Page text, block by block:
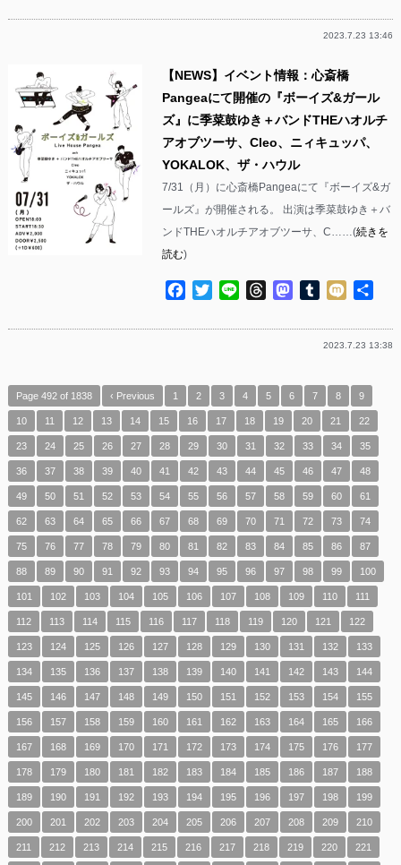
2023.7.23 13:46
【NEWS】イベント情報：心斎橋
Pangeaにて開催の『ボーイズ&ガール
ズ』に季菜鼓ゆき＋バンドTHEハオルチ
アオブツーサ、Cleo、ニィキュッパ、
YOKALOK、ザ・ハウル
7/31（月）に心斎橋Pangeaにて『ボーイズ&ガ
ールズ』が開催される。 出演は季菜鼓ゆき＋バ
ンドTHEハオルチアオブツーサ、C……(続きを
読む)
Facebook
TwitterLine ThreadsMastodon
Tumblr
Mixi
2023.7.23 13:38
Page 492 of 1838 ‹ Previous 1 2 3 4 5 6 7 8 9
10 11 12 13 14 15 16 17 18 19 20 21 22
23 24 25 26 27 28 29 30 31 32 33 34 35
36 37 38 39 40 41 42 43 44 45 46 47 48
49 50 51 52 53 54 55 56 57 58 59 60 61
62 63 64 65 66 67 68 69 70 71 72 73 74
75 76 77 78 79 80 81 82 83 84 85 86 87
88 89 90 91 92 93 94 95 96 97 98 99 100
101 102 103 104 105 106 107 108 109 110 111
112 113 114 115 116 117 118 119 120 121 122
123 124 125 126 127 128 129 130 131 132 133
134 135 136 137 138 139 140 141 142 143 144
145 146 147 148 149 150 151 152 153 154 155
156 157 158 159 160 161 162 163 164 165 166
167 168 169 170 171 172 173 174 175 176 177
178 179 180 181 182 183 184 185 186 187 188
189 190 191 192 193 194 195 196 197 198 199
200 201 202 203 204 205 206 207 208 209 210
211 212 213 214 215 216 217 218 219 220 221